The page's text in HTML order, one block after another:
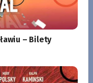
– Bilety